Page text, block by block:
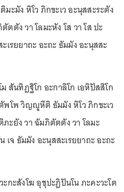
ะมัง หิโว ภิกขะเว อะนุสสะระตัง
ตัง วา โลมะหัง โส วา โส ปะ
เรยยาถะ อะถะ ธัมมัง อะนุสสะ
สันทิฏฐิโก อะกาลิโก เอหิปัสสิโก
พโพ วิญญูหีติ ธัมมัง หิโว ภิกขะเว
ะยัง วา ฉัมภิตัตตัง วา โลมะ
เจ ธัมมัง อะนุสสะเรยยาถะ อะถะ
กะสังโฆ อุชุปะฏิปันโน ภะคะวะโต